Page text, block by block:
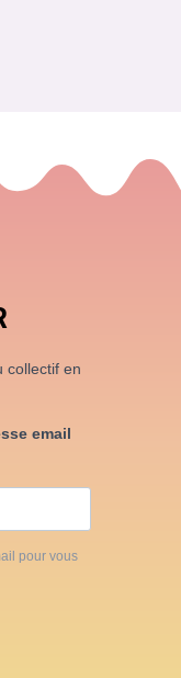
collectif en
email
pour vous